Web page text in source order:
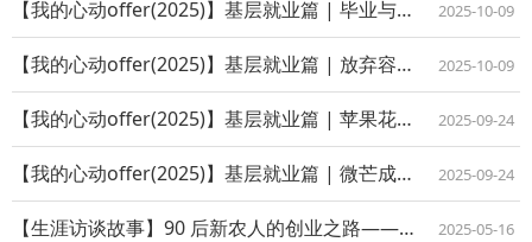
【我的心动offer(2025)】基层就业篇 | 毕业与就业的双线作战：我的基层... 2025-10-09
【我的心动offer(2025)】基层就业篇 | 放弃容易，但坚持一定很酷！ 2025-10-09
【我的心动offer(2025)】基层就业篇 | 苹果花开时：我的选调生成长札记 2025-09-24
【我的心动offer(2025)】基层就业篇 | 微芒成炬：一个定向西藏就业者的... 2025-09-24
【生涯访谈故事】90 后新农人的创业之路——访“毛记果优”家庭农场负责人毛杰 2025-05-16